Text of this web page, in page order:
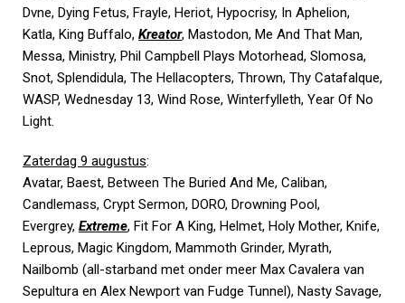
Dvne, Dying Fetus, Frayle, Heriot, Hypocrisy, In Aphelion,
Katla, King Buffalo, Kreator, Mastodon, Me And That Man,
Messa, Ministry, Phil Campbell Plays Motorhead, Slomosa,
Snot, Splendidula, The Hellacopters, Thrown, Thy Catafalque,
WASP, Wednesday 13, Wind Rose, Winterfylleth, Year Of No
Light.
Zaterdag 9 augustus:
Avatar, Baest, Between The Buried And Me, Caliban,
Candlemass, Crypt Sermon, DORO, Drowning Pool,
Evergrey, Extreme, Fit For A King, Helmet, Holy Mother, Knife,
Leprous, Magic Kingdom, Mammoth Grinder, Myrath,
Nailbomb (all-starband met onder meer Max Cavalera van
Sepultura en Alex Newport van Fudge Tunnel), Nasty Savage,